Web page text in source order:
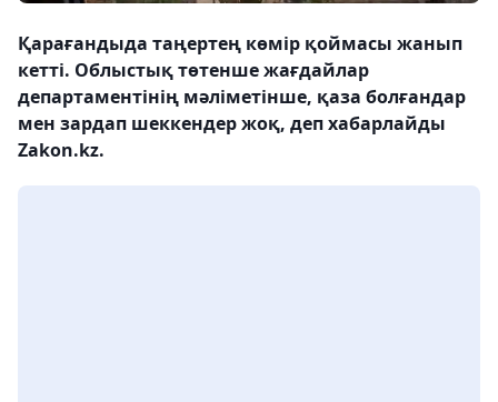
Қарағандыда таңертең көмір қоймасы жанып
кетті. Облыстық төтенше жағдайлар
департаментінің мәліметінше, қаза болғандар
мен зардап шеккендер жоқ, деп хабарлайды
Zakon.kz.